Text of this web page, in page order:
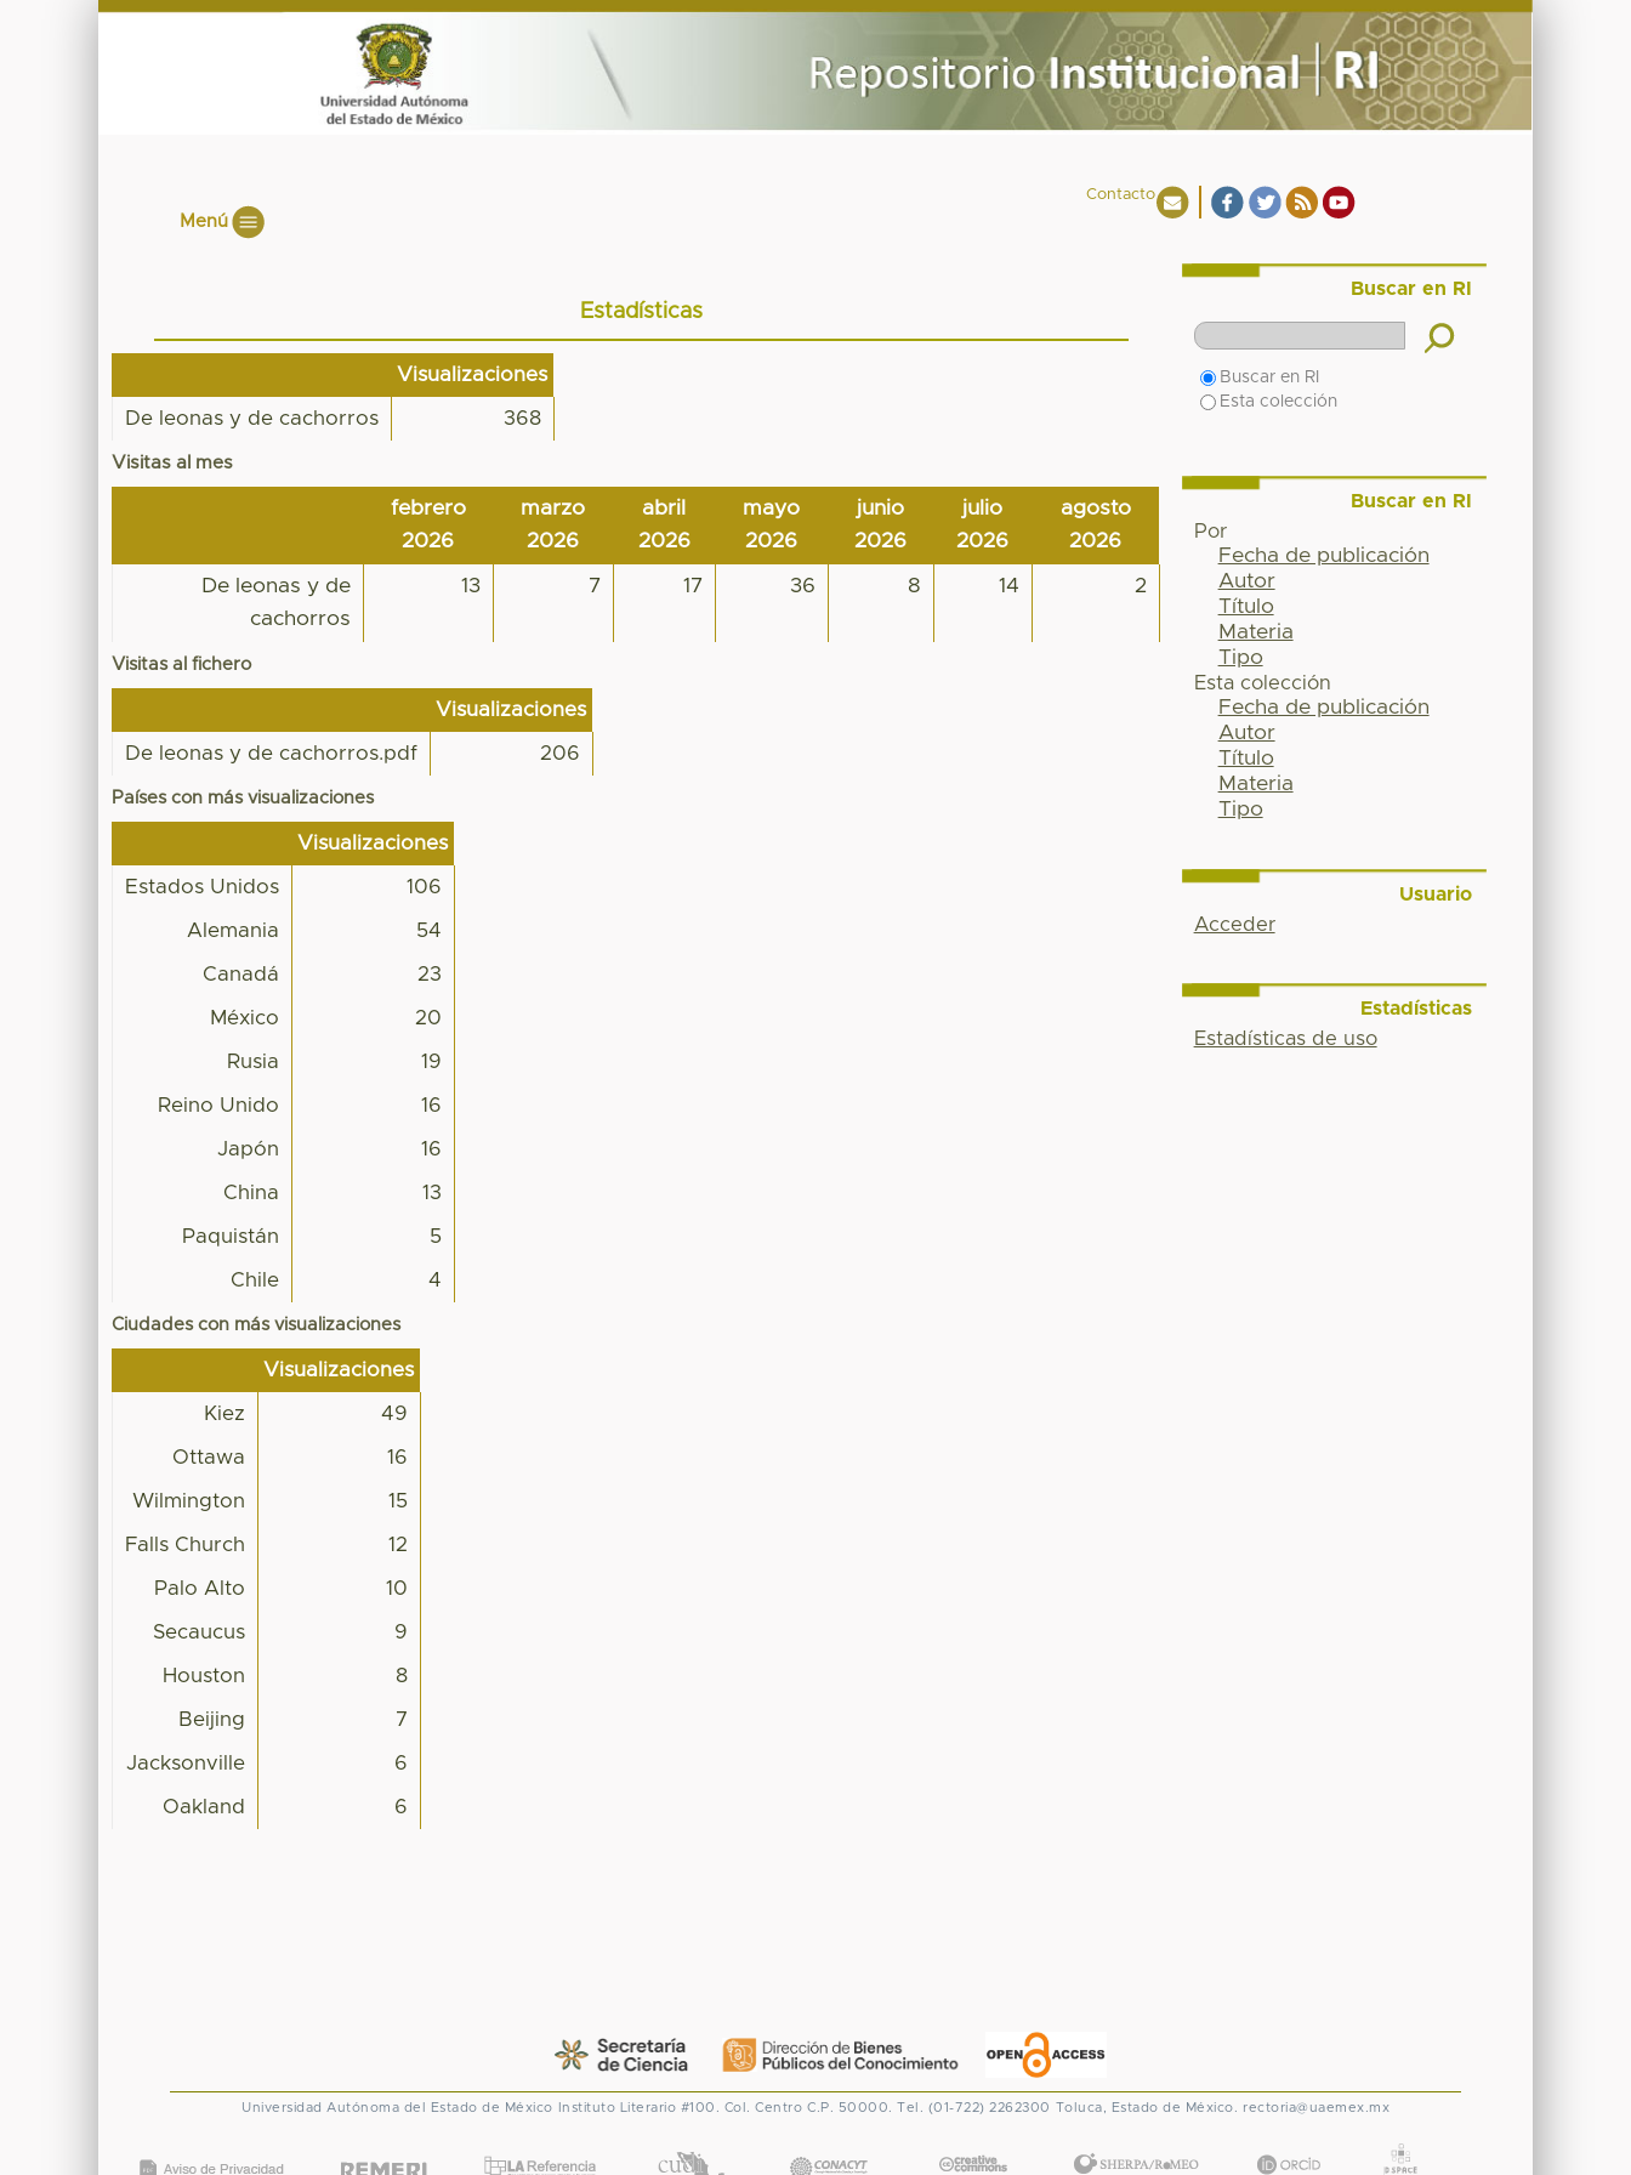
Contacto
Menú
Estadísticas
Visualizaciones
De leonas y de cachorros 368
Visitas al mes
febrero
2026
marzo
2026
abril
2026
mayo
2026
junio
2026
julio
2026
agosto
2026
De leonas y de
cachorros
13 7 17 36 8 14 2
Visitas al fichero
Visualizaciones
De leonas y de cachorros.pdf 206
Países con más visualizaciones
Visualizaciones
Estados Unidos 106
Alemania 54
Canadá 23
México 20
Rusia 19
Reino Unido 16
Japón 16
China 13
Paquistán 5
Chile 4
Ciudades con más visualizaciones
Visualizaciones
Kiez 49
Ottawa 16
Wilmington 15
Falls Church 12
Palo Alto 10
Secaucus 9
Houston 8
Beijing 7
Jacksonville 6
Oakland 6
Buscar en RI
Buscar en RI
Esta colección
Buscar en RI
Por
Fecha de publicación
Autor
Título
Materia
Tipo
Esta colección
Fecha de publicación
Autor
Título
Materia
Tipo
Usuario
Acceder
Estadísticas
Estadísticas de uso
Universidad Autónoma del Estado de México Instituto Literario #100. Col. Centro C.P. 50000. Tel. (01-722) 2262300 Toluca, Estado de México. rectoria@uaemex.mx